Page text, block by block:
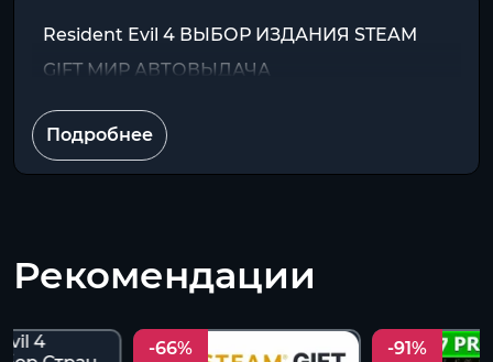
Resident Evil 4 ВЫБОР ИЗДАНИЯ STEAM
GIFT МИР АВТОВЫДАЧА
Подробнее
Рекомендации
-66% -91%